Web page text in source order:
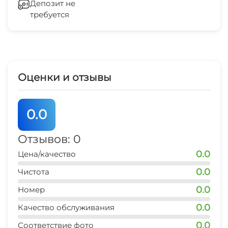
Семейные номера
Депозит не
требуется
Оценки и отзывы
0.0
Отзывов: 0
Цена/качество 0.0
Чистота 0.0
Номер 0.0
Качество обслуживания 0.0
Соответствие фото 0.0